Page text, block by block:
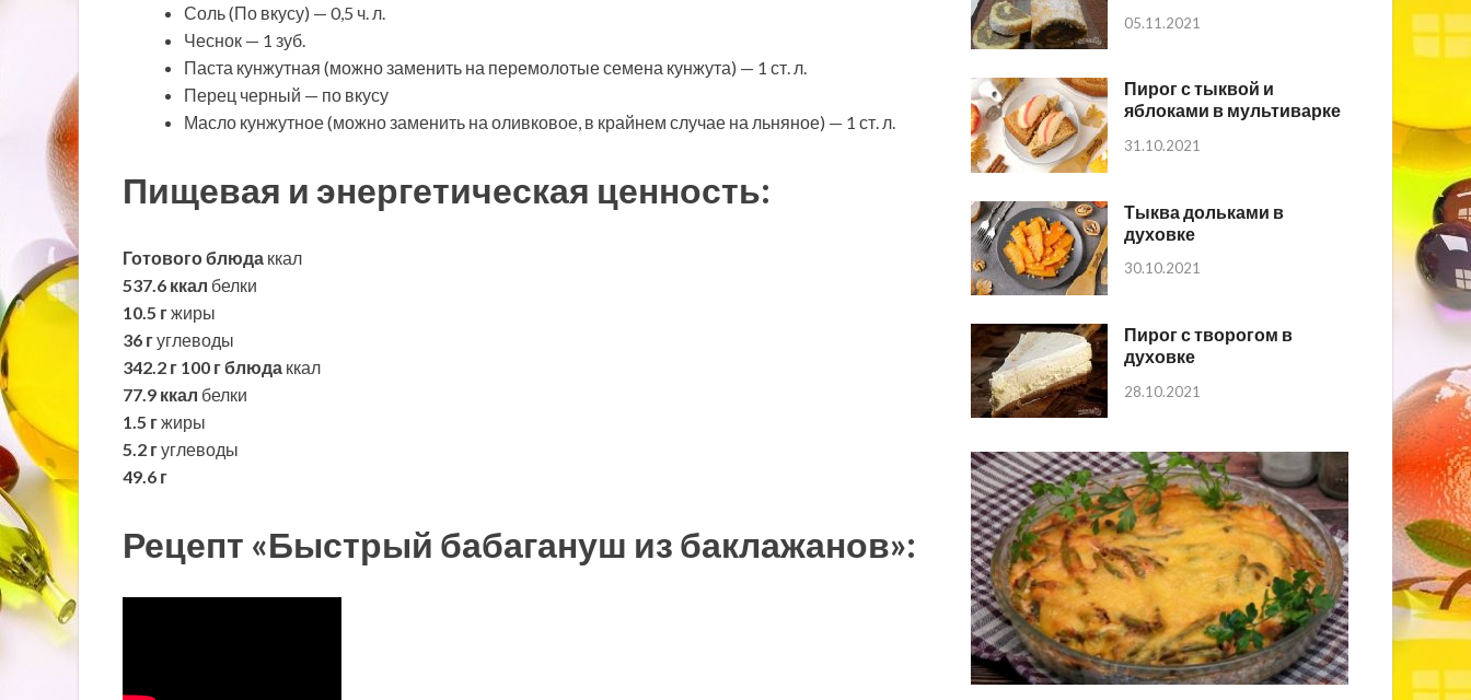
Соль (По вкусу) — 0,5 ч. л.
Чеснок — 1 зуб.
Паста кунжутная (можно заменить на перемолотые семена кунжута) — 1 ст. л.
Перец черный — по вкусу
Масло кунжутное (можно заменить на оливковое, в крайнем случае на льняное) — 1 ст. л.
Пищевая и энергетическая ценность:
Готового блюда ккал
537.6 ккал белки
10.5 гжиры
36 гуглеводы
342.2 г 100 г блюда ккал
77.9 ккал белки
1.5 гжиры
5.2 гуглеводы
49.6 г
Рецепт «Быстрый бабагануш из баклажанов»:
05.11.2021
Пирог с тыквой и
яблоками в мультиварке
31.10.2021
Тыква дольками в
духовке
30.10.2021
Пирог с творогом в
духовке
28.10.2021